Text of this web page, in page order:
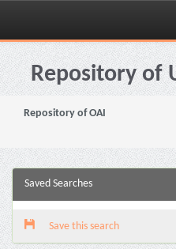
Skip
navigationRepository of
Repository of OAI
Saved Searches
Save this search